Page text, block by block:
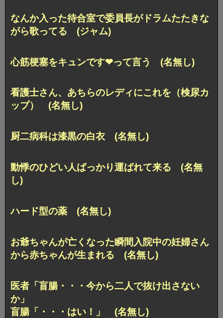
なんか入った待合室で委員長がドラムたたきな
がら歌ってる (ジャム)
心筋梗塞をキュンです❤︎って言う (名無し)
看護士さん、あちらのレディにこれを（検尿カ
ップ） (名無し)
厨二病科は漆黒の白衣 (名無し)
動悸のひどい人ばっかり運ばれて来る (名無
し)
ハード型の薬 (名無し)
お爺ちゃんが亡くなった瞬間入院中の妊婦さん
から赤ちゃんが生まれる (名無し)
医者「盲腸・・・今から二人で抜け出さない
か」
盲腸「・・・はい！」 (名無し)